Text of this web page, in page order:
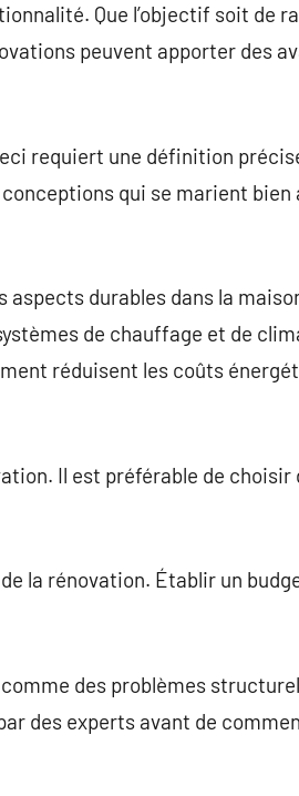
Que l’objectif soit de
peuvent apporter des
requiert une définition
qui se marient bien
durables dans la
de chauffage et de
réduisent les coûts
Il est préférable de choisir
la rénovation. Établir un
des problèmes
des experts avant de